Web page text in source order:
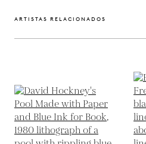
ARTISTAS RELACIONADOS